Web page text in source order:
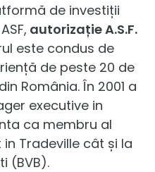
de investiții
autorizație A.S.F.
este condus de
de peste 20 de
România. În 2001 a
executive in
ca membru al
Tradeville cât și la
(BVB).